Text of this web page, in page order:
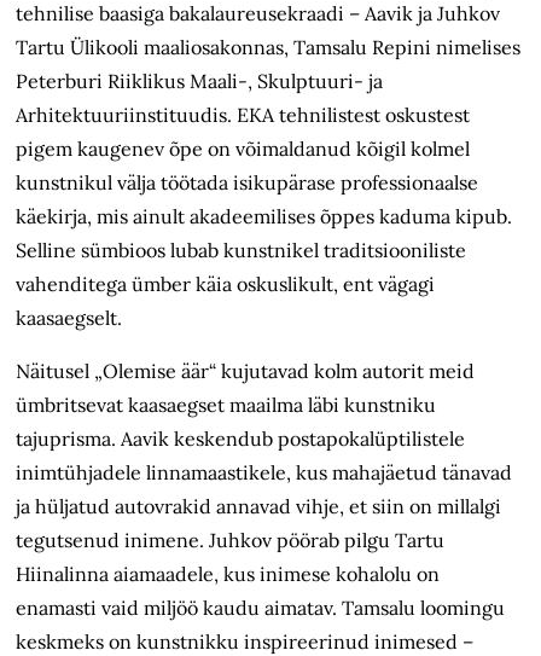
tehnilise baasiga bakalaureusekraadi – Aavik ja Juhkov
Tartu Ülikooli maaliosakonnas, Tamsalu Repini nimelises
Peterburi Riiklikus Maali-, Skulptuuri- ja
Arhitektuuriinstituudis. EKA tehnilistest oskustest
pigem kaugenev õpe on võimaldanud kõigil kolmel
kunstnikul välja töötada isikupärase professionaalse
käekirja, mis ainult akadeemilises õppes kaduma kipub.
Selline sümbioos lubab kunstnikel traditsiooniliste
vahenditega ümber käia oskuslikult, ent vägagi
kaasaegselt.
Näitusel „Olemise äär“ kujutavad kolm autorit meid
ümbritsevat kaasaegset maailma läbi kunstniku
tajuprisma. Aavik keskendub postapokalüptilistele
inimtühjadele linnamaastikele, kus mahajäetud tänavad
ja hüljatud autovrakid annavad vihje, et siin on millalgi
tegutsenud inimene. Juhkov pöörab pilgu Tartu
Hiinalinna aiamaadele, kus inimese kohalolu on
enamasti vaid miljöö kaudu aimatav. Tamsalu loomingu
keskmeks on kunstnikku inspireerinud inimesed –